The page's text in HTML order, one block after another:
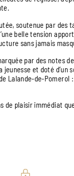
soutenue par
belle tension
sans jamais
par des notes
et doté
Lalande-de-
de plaisir immédiat